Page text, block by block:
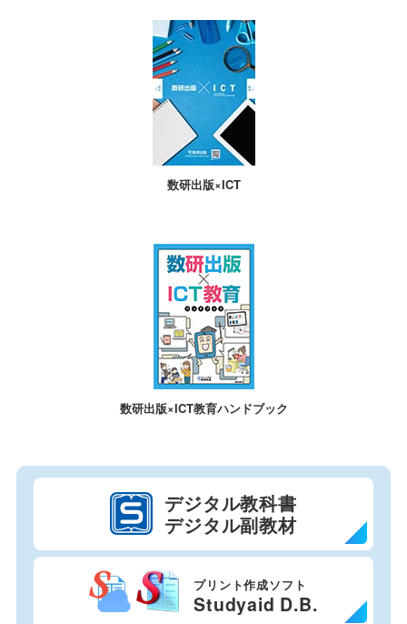
数研出版×ICT
数研出版×ICT教育ハンドブック
デジタル教科書
デジタル副教材
プリント作成ソフト
Studyaid D.B.